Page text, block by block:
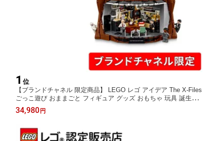
1 位
【ブランドチャネル 限定商品】 LEGO レゴ アイデア The X-Files
ごっこ遊び おままごと フィギュア グッズ おもちゃ 玩具 誕生日
プレゼント ブロック 21369
34,980 円